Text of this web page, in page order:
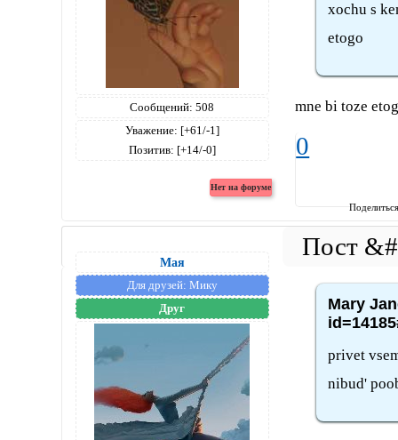
Сообщений: 508
Уважение: [+61/-1]
Позитив: [+14/-0]
xochu s
etogo
mne bi toze
0
Мая
Для друзей: Мику
Друг
Mary
privet
nibud'